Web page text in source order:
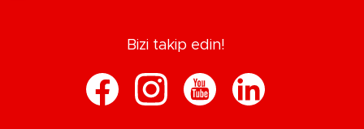
Bizi takip edin!